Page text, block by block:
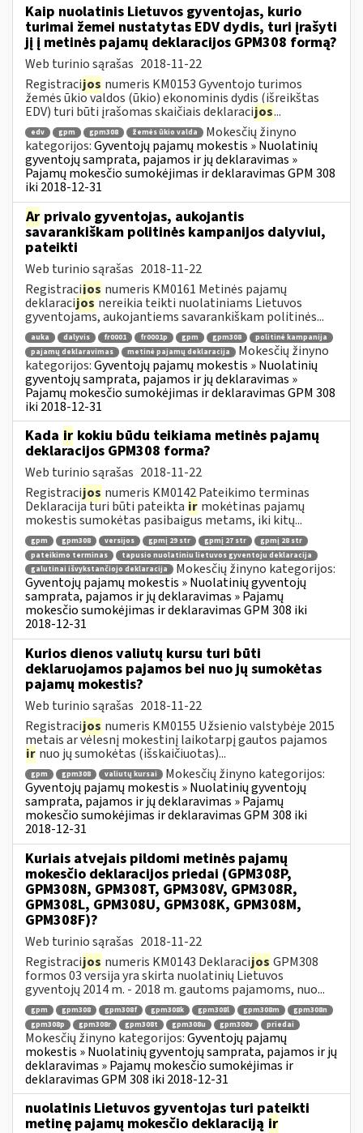
Kaip nuolatinis Lietuvos gyventojas, kurio
turimai žemei nustatytas EDV dydis, turi įrašyti
jį į metinės pajamų deklaracijos GPM308 formą?
Web turinio sąrašas 2018-11-22
Registracijos numeris KM0153 Gyventojo turimos
žemės ūkio valdos (ūkio) ekonominis dydis (išreikštas
EDV) turi būti įrašomas skaičiais deklaracijos...
edv gpm gpm308 žemės ūkio valda
Mokesčių žinyno
kategorijos:Gyventojų pajamų mokestis » Nuolatinių
gyventojų samprata, pajamos ir jų deklaravimas »
Pajamų mokesčio sumokėjimas ir deklaravimas GPM 308
iki 2018-12-31
Ar privalo gyventojas, aukojantis
savarankiškam politinės kampanijos dalyviui,
pateikti
Web turinio sąrašas 2018-11-22
Registracijos numeris KM0161 Metinės pajamų
deklaracijosnereikia teikti nuolatiniams Lietuvos
gyventojams, aukojantiems savarankiškam politinės...
auka dalyvis fr0001 fr0001p gpm gpm308
politinė kampanija
pajamų deklaravimas
metinė pajamų deklaracija
Mokesčių žinyno
kategorijos:Gyventojų pajamų mokestis » Nuolatinių
gyventojų samprata, pajamos ir jų deklaravimas »
Pajamų mokesčio sumokėjimas ir deklaravimas GPM 308
iki 2018-12-31
Kada ir kokiu būdu teikiama metinės pajamų
deklaracijos GPM308 forma?
Web turinio sąrašas 2018-11-22
Registracijos numeris KM0142 Pateikimo terminas
Deklaracija turi būti pateikta ir mokėtinas pajamų
mokestis sumokėtas pasibaigus metams, iki kitų...
gpm gpm308 versijos gpmį 29 str gpmį 27 str
gpmį 28 str
pateikimo terminas
tapusio nuolatiniu lietuvos gyventoju deklaracija
galutinai išvykstančiojo deklaracija
Mokesčių žinyno kategorijos:
Gyventojų pajamų mokestis » Nuolatinių gyventojų
samprata, pajamos ir jų deklaravimas » Pajamų
mokesčio sumokėjimas ir deklaravimas GPM 308 iki
2018-12-31
Kurios dienos valiutų kursu turi būti
deklaruojamos pajamos bei nuo jų sumokėtas
pajamų mokestis?
Web turinio sąrašas 2018-11-22
Registracijos numeris KM0155 Užsienio valstybėje 2015
metais ar vėlesnį mokestinį laikotarpį gautos pajamos
ir nuo jų sumokėtas (išskaičiuotas)...
gpm gpm308 valiutų kursai
Mokesčių žinyno kategorijos:
Gyventojų pajamų mokestis » Nuolatinių gyventojų
samprata, pajamos ir jų deklaravimas » Pajamų
mokesčio sumokėjimas ir deklaravimas GPM 308 iki
2018-12-31
Kuriais atvejais pildomi metinės pajamų
mokesčio deklaracijos priedai (GPM308P,
GPM308N, GPM308T, GPM308V, GPM308R,
GPM308L, GPM308U, GPM308K, GPM308M,
GPM308F)?
Web turinio sąrašas 2018-11-22
Registracijos numeris KM0143 Deklaracijos GPM308
formos 03 versija yra skirta nuolatinių Lietuvos
gyventojų 2014 m. - 2018 m. gautoms pajamoms, nuo...
gpm gpm308 gpm308f gpm308k gpm308l gpm308m
gpm308n
gpm308p
gpm308r gpm308t gpm308u gpm308v priedai
Mokesčių žinyno kategorijos:Gyventojų pajamų
mokestis » Nuolatinių gyventojų samprata, pajamos ir jų
deklaravimas » Pajamų mokesčio sumokėjimas ir
deklaravimas GPM 308 iki 2018-12-31
nuolatinis Lietuvos gyventojas turi pateikti
metinę pajamų mokesčio deklaraciją ir